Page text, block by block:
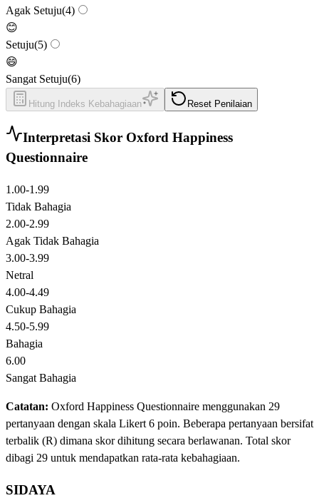
Agak Setuju(4)
😊
Setuju(5)
😄
Sangat Setuju(6)
Hitung Indeks Kebahagiaan Reset Penilaian
Interpretasi Skor Oxford Happiness
Questionnaire
1.00-1.99
Tidak Bahagia
2.00-2.99
Agak Tidak Bahagia
3.00-3.99
Netral
4.00-4.49
Cukup Bahagia
4.50-5.99
Bahagia
6.00
Sangat Bahagia
Catatan: Oxford Happiness Questionnaire menggunakan 29
pertanyaan dengan skala Likert 6 poin. Beberapa pertanyaan bersifat
terbalik (R) dimana skor dihitung secara berlawanan. Total skor
dibagi 29 untuk mendapatkan rata-rata kebahagiaan.
SIDAYA